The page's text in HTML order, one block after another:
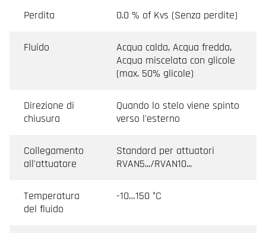
Perdita 0.0 % of Kvs (Senza perdite)
Fluido
Acqua calda, Acqua fredda,
Acqua miscelata con glicole
(max. 50% glicole)
Direzione di
chiusura
Quando lo stelo viene spinto
verso l'esterno
Collegamento
all'attuatore
Standard per attuatori
RVAN5.../RVAN10...
Temperatura
del fluido
-10…150 °C